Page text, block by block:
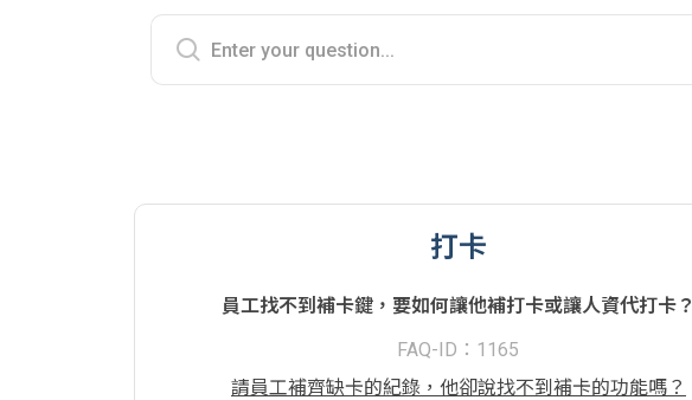
打卡
員工找不到補卡鍵，要如何讓他補打卡或讓人資代打卡？
FAQ-ID：1165
請員工補齊缺卡的紀錄，他卻說找不到補卡的功能嗎？